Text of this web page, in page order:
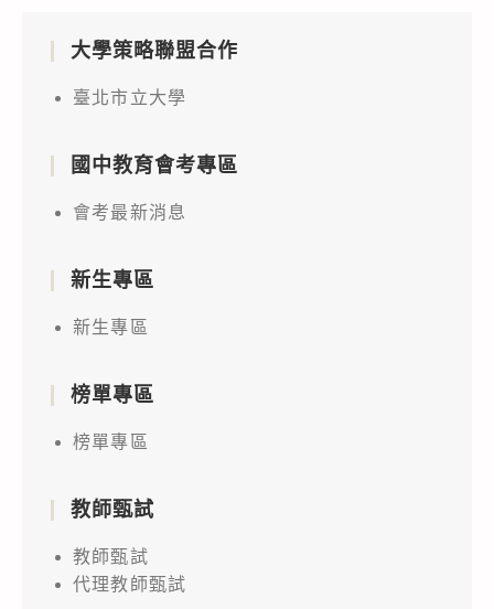
大學策略聯盟合作
臺北市立大學
國中教育會考專區
會考最新消息
新生專區
新生專區
榜單專區
榜單專區
教師甄試
教師甄試
代理教師甄試